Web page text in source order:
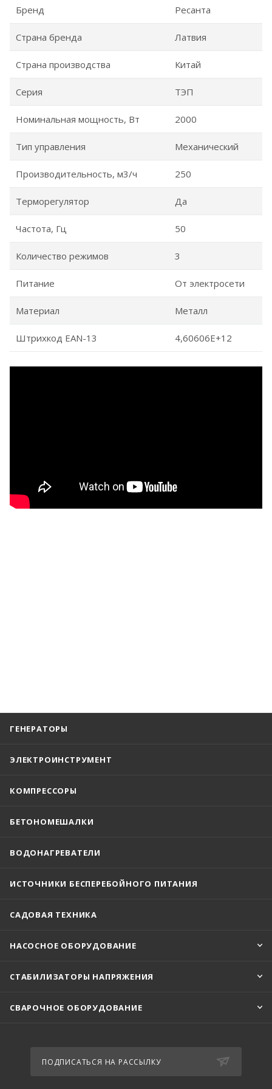
Бренд Ресанта
Страна бренда Латвия
Страна производства Китай
Серия ТЭП
Номинальная мощность, Вт 2000
Тип управления Механический
Производительность, м3/ч 250
Терморегулятор Да
Частота, Гц 50
Количество режимов 3
Питание От электросети
Материал Металл
Штрихкод EAN-13 4,60606E+12
ГЕНЕРАТОРЫ
ЭЛЕКТРОИНСТРУМЕНТ
КОМПРЕССОРЫ
БЕТОНОМЕШАЛКИ
ВОДОНАГРЕВАТЕЛИ
ИСТОЧНИКИ БЕСПЕРЕБОЙНОГО ПИТАНИЯ
САДОВАЯ ТЕХНИКА
НАСОСНОЕ ОБОРУДОВАНИЕ
СТАБИЛИЗАТОРЫ НАПРЯЖЕНИЯ
СВАРОЧНОЕ ОБОРУДОВАНИЕ
ПОДПИСАТЬСЯ НА РАССЫЛКУ